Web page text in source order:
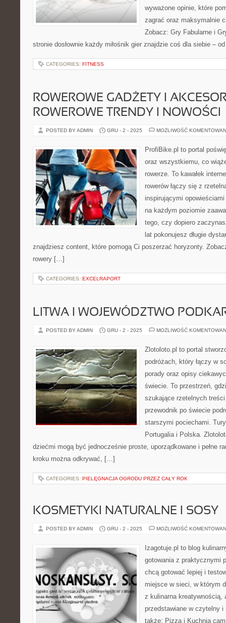
wyważone opinie, które
zagrać oraz maksymalnie
Zobacz: Gry Fabularne i
stronie dosłownie każdy miłośnik gier znajdzie coś dla siebie –
CATEGORIES: FITNESS
ROWEROWE GADŻETY I
ROWEROWE TRENDY I NOWOŚCI
POSTED BY ADMIN GRU - 2 - 2025 MOŻLIWOŚĆ
ProfiBike.pl to portal
oraz wszystkiemu, co
rowerze. To kawałek
rowerów łączy się z
inspirującymi
na każdym poziomie
tego, czy dopiero
lat pokonujesz długie
znajdziesz content, które pomogą Ci poszerzać horyzonty.
rowery […]
CATEGORIES: EXCELRAPORT
LITWA I WOJEWÓDZTWO
POSTED BY ADMIN GRU - 2 - 2025 MOŻLIWOŚĆ
Zlotoloto.pl to portal
podróżach, który łączy w
porady oraz opisy
świecie. To przestrzeń,
szukające rzetelnych
przewodnik po świecie
starszymi pociechami.
Portugalia i Polska.
dziećmi mogą być jednocześnie proste, uporządkowane i pełne
kroku można odkrywać, […]
CATEGORIES: PIELĘGNACJA OGRODU PRZEZ CAŁY ROK
KOSMETYKI NATURALNE I SOSY
POSTED BY ADMIN GRU - 2 - 2025 MOŻLIWOŚĆ
Izagotuje.pl to blog
gotowania z praktycznymi
chcą gotować lepiej i
miejsce w sieci, w którym
z kulinarna kreatywnością,
przedstawiane w czytelny
także: Pizza i Kuchnia